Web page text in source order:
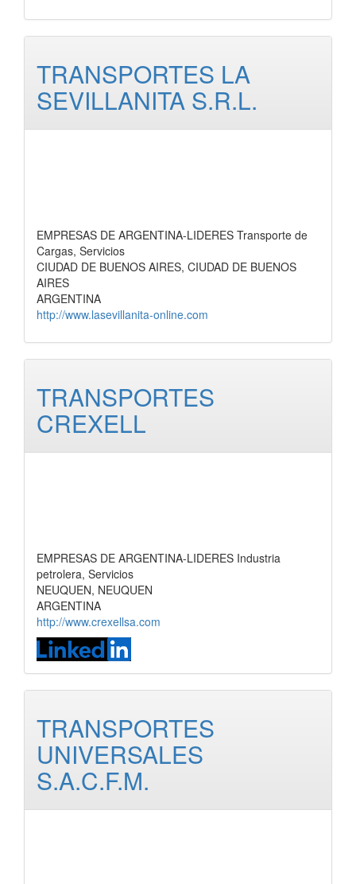
TRANSPORTES LA
SEVILLANITA S.R.L.
EMPRESAS DE ARGENTINA-LIDERES Transporte de
Cargas, Servicios
CIUDAD DE BUENOS AIRES, CIUDAD DE BUENOS
AIRES
ARGENTINA
http://www.lasevillanita-online.com
TRANSPORTES
CREXELL
EMPRESAS DE ARGENTINA-LIDERES Industria
petrolera, Servicios
NEUQUEN, NEUQUEN
ARGENTINA
http://www.crexellsa.com
TRANSPORTES
UNIVERSALES
S.A.C.F.M.